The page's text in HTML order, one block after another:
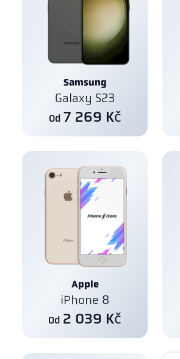
Samsung
Galaxy S23
Od 7 269 Kč
Apple
iPhone 8
Od 2 039 Kč